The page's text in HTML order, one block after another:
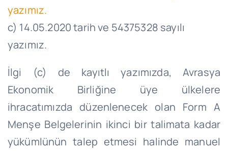
yazımız.
c) 14.05.2020 tarih ve 54375328 sayılı
yazımız.
İlgi (c) de kayıtlı yazımızda, Avrasya
Ekonomik Birliğine üye ülkelere
ihracatımızda düzenlenecek olan Form A
Menşe Belgelerinin ikinci bir talimata kadar
yükümlünün talep etmesi halinde manuel